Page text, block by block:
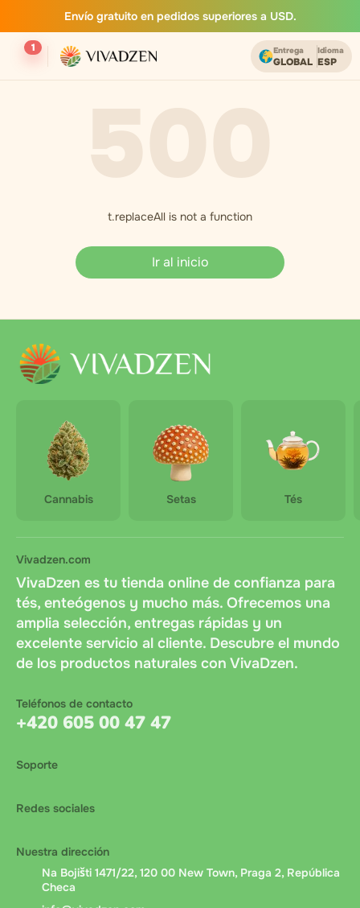
Envío gratuito en pedidos superiores a USD.
1 Entrega
GLOBAL
Idioma
ESP
t.replaceAll is not a function
Ir al inicio
Cannabis Setas Tés
Vivadzen.com
VivaDzen es tu tienda online de confianza para
tés, enteógenos y mucho más. Ofrecemos una
amplia selección, entregas rápidas y un
excelente servicio al cliente. Descubre el mundo
de los productos naturales con VivaDzen.
Teléfonos de contacto
+420 605 00 47 47
Soporte
Redes sociales
Nuestra dirección
Na Bojišti 1471/22, 120 00 New Town, Praga 2, República
Checa